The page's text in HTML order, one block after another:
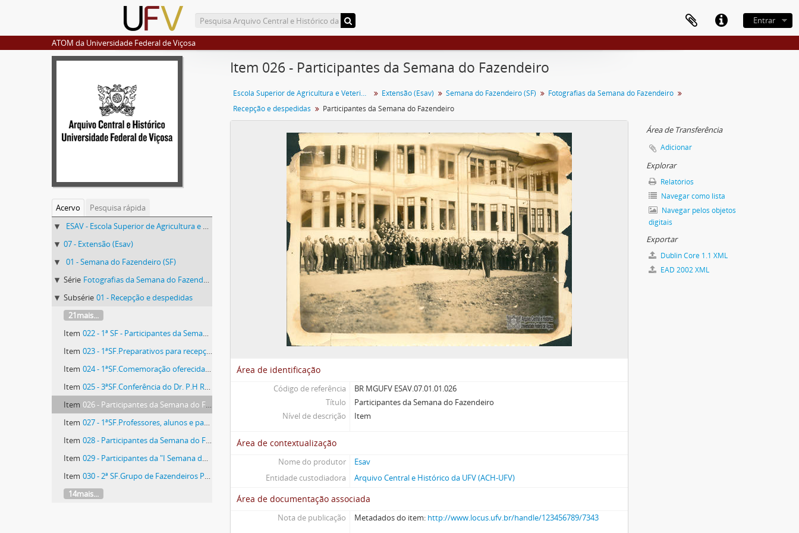
Entrar
ATOM da Universidade Federal de Viçosa
Acervo
Pesquisa rápida
ESAV - Escola Superior de Agricultura e Veterinária (ESAV)
07 - Extensão (Esav)
01 - Semana do Fazendeiro (SF)
Série Fotografias da Semana do Fazendeiro
Subsérie 01 - Recepção e despedidas
21mais...
Item 022 - 1ª SF - Participantes da Semana do Fazendeiro
Item 023 - 1ªSF.Preparativos para recepção na primeira Semana dos Fazendeiros
Item 024 - 1ªSF.Comemoração oferecida aos participantes da primeira Semana do Fazendeiro
Item 025 - 3ªSF.Conferência do Dr. P.H Rolfs na Semana do Fazendeiro
Item 026 - Participantes da Semana do Fazendeiro
Item 027 - 1ªSF.Professores, alunos e participantes da Semana do Fazendeiro
Item 028 - Participantes da Semana do Fazendeiro
Item 029 - Participantes da "I Semana do Fazendeiro"
Item 030 - 2ª SF.Grupo de Fazendeiros Presentes à Semana do Fazendeiro
14mais...
Item 026 - Participantes da Semana do Fazendeiro
Escola Superior de Agricultura e Veterinária (ESAV) Extensão (Esav) Semana do Fazendeiro (SF)
Fotografias da Semana do Fazendeiro
Recepção e despedidas
Participantes da Semana do Fazendeiro
Área de identificação
Código de referência
BR MGUFV ESAV.07.01.01.026
Título
Participantes da Semana do Fazendeiro
Nível de descrição
Item
Área de contextualização
Nome do produtor
Esav
Entidade custodiadora
Arquivo Central e Histórico da UFV (ACH-UFV)
Área de documentação associada
Nota de publicação Metadados do item: http://www.locus.ufv.br/handle/123456789/7343
Área de Transferência
Adicionar
Explorar
Relatórios
Navegar como lista
Navegar pelos objetos
digitais
Exportar
Dublin Core 1.1 XML
EAD 2002 XML